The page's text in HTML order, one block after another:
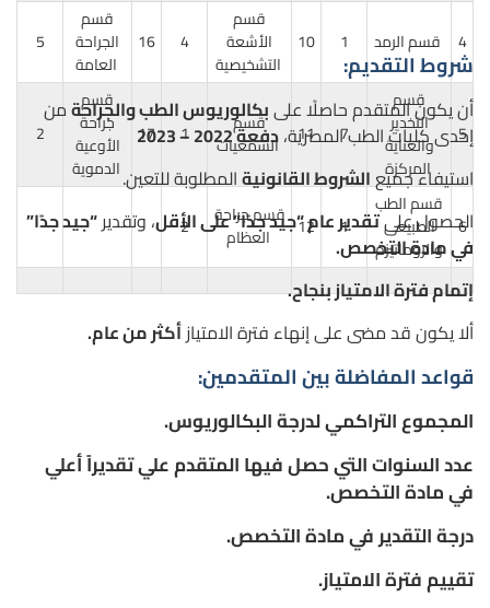
5
قسم
الجراحة
16 4
قسم
الأشعة
10 1 4
2
قسم
جراحة
الأوعية
17 1
قسم
11 7
قسم
التخدير
والعناية
المركزة
5
2
قسم جراحة 12 1
قسم الطب
الطبيعى
والروماتيزم
6
شروط التقديم:
أن يكون المتقدم حاصلًا علىبكالوريوس الطب والجراحةمن
إحدى كليات الطب المصرية،دفعة 2022 – 2023
استيفاء جميعالشروط القانونيةالمطلوبة للتعين.
الحصول علىتقدير عام “جيد جدًا” على الأقل، وتقدير“جيد جدًا”
في مادة التخصص.
إتمام فترة الامتياز بنجاح.
ألا يكون قد مضى على إنهاء فترة الامتيازأكثر من عام.
قواعد المفاضلة بين المتقدمين:
المجموع التراكمي لدرجة البكالوريوس.
عدد السنوات التي حصل فيها المتقدم علي تقديراً أعلي
في مادة التخصص.
درجة التقدير في مادة التخصص.
تقييم فترة الامتياز.